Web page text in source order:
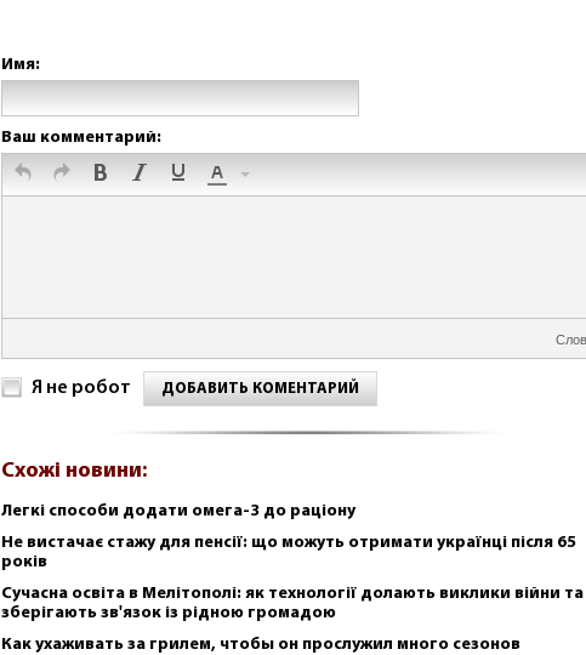
Имя:
Ваш комментарий:
Я не робот ДОБАВИТЬ КОМЕНТАРИЙ
Схожі новини:
Легкі способи додати омега-3 до раціону
Не вистачає стажу для пенсії: що можуть отримати українці після 65
років
Сучасна освіта в Мелітополі: як технології долають виклики війни та
зберігають зв'язок із рідною громадою
Как ухаживать за грилем, чтобы он прослужил много сезонов